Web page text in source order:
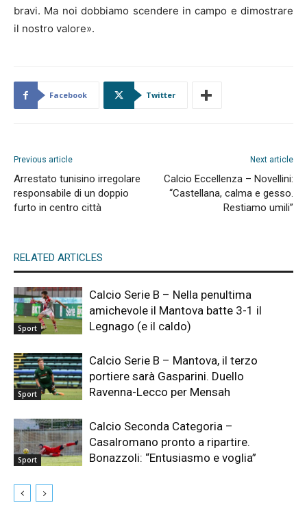
bravi. Ma noi dobbiamo scendere in campo e dimostrare
il nostro valore».
Facebook Twitter
Previous article
Arrestato tunisino irregolare
responsabile di un doppio
furto in centro città
Next article
Calcio Eccellenza – Novellini:
“Castellana, calma e gesso.
Restiamo umili”
RELATED ARTICLES
Sport
Calcio Serie B – Nella penultima
amichevole il Mantova batte 3-1 il
Legnago (e il caldo)
Sport
Calcio Serie B – Mantova, il terzo
portiere sarà Gasparini. Duello
Ravenna-Lecco per Mensah
Sport
Calcio Seconda Categoria –
Casalromano pronto a ripartire.
Bonazzoli: “Entusiasmo e voglia”